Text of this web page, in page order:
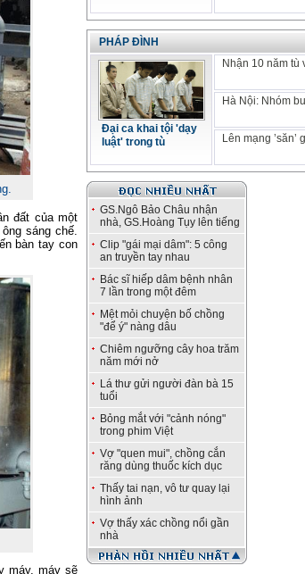
đất của một
sáng chế.
bàn tay con
máy, máy sẽ
PHÁP ĐÌNH
Đại ca khai tội 'dạy
luật' trong tù
Nhận 10 năm tù
Hà Nội: Nhóm
Lên mạng ’săn’
GS.Ngô Bảo Châu nhận
nhà, GS.Hoàng Tụy lên tiếng
Clip "gái mại dâm": 5 công
an truyền tay nhau
Bác sĩ hiếp dâm bệnh nhân
7 lần trong một đêm
Mệt mỏi chuyện bố chồng
"để ý" nàng dâu
Chiêm ngưỡng cây hoa trăm
năm mới nở
Lá thư gửi người đàn bà 15
tuổi
Bỏng mắt với "cảnh nóng"
trong phim Việt
Vợ "quen mui", chồng cắn
răng dùng thuốc kích dục
Thấy tai nạn, vô tư quay lại
hình ảnh
Vợ thấy xác chồng nổi gần
nhà